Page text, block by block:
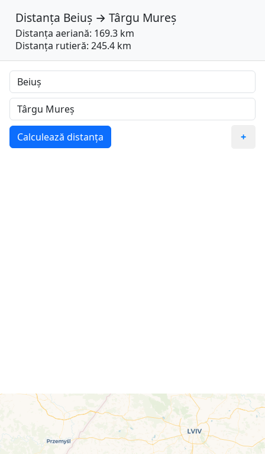
Distanța Beiuș → Târgu Mureș
Distanța aeriană: 169.3 km
Distanța rutieră: 245.4 km
Calculează distanța +